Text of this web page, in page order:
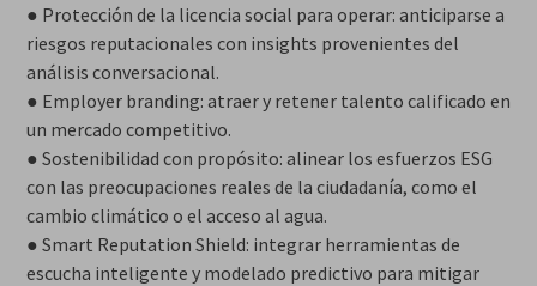
● Protección de la licencia social para operar: anticiparse a
riesgos reputacionales con insights provenientes del
análisis conversacional.
● Employer branding: atraer y retener talento calificado en
un mercado competitivo.
● Sostenibilidad con propósito: alinear los esfuerzos ESG
con las preocupaciones reales de la ciudadanía, como el
cambio climático o el acceso al agua.
● Smart Reputation Shield: integrar herramientas de
escucha inteligente y modelado predictivo para mitigar